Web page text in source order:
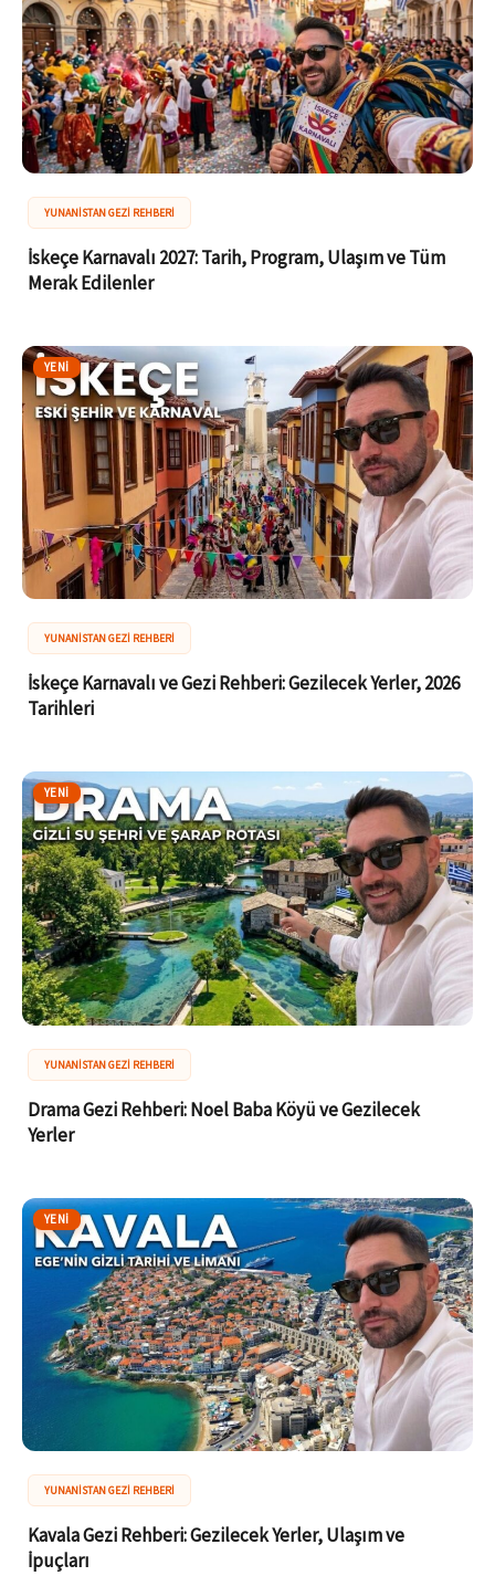
YUNANISTAN GEZI REHBERI
İskeçe Karnavalı 2027: Tarih, Program, Ulaşım ve Tüm
Merak Edilenler
YENI
YUNANISTAN GEZI REHBERI
İskeçe Karnavalı ve Gezi Rehberi: Gezilecek Yerler, 2026
Tarihleri
YENI
YUNANISTAN GEZI REHBERI
Drama Gezi Rehberi: Noel Baba Köyü ve Gezilecek
Yerler
YENI
YUNANISTAN GEZI REHBERI
Kavala Gezi Rehberi: Gezilecek Yerler, Ulaşım ve
İpuçları